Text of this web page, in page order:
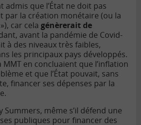
admis que l’État ne doit pas
par la création monétaire (ou la
car cela génèrerait de
avant la pandémie de Covid-
à des niveaux très faibles,
les principaux pays développés.
MMT en concluaient que l’inflation
et que l’État pouvait, sans
financer ses dépenses par la
Summers, même s’il défend une
publiques pour financer des